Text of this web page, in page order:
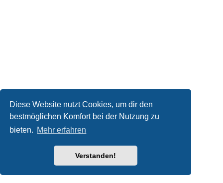
Diese Website nutzt Cookies, um dir den
bestmöglichen Komfort bei der Nutzung zu
bieten. Mehr erfahren
Verstanden!